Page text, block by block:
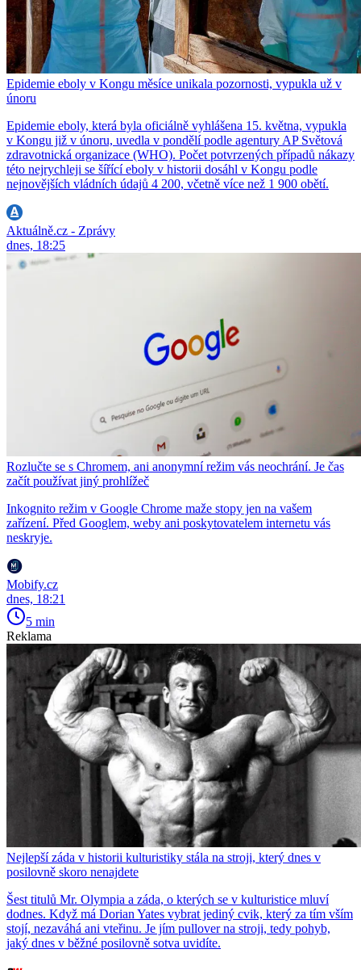
Epidemie eboly v Kongu měsíce unikala pozornosti, vypukla už v
únoru
Epidemie eboly, která byla oficiálně vyhlášena 15. května, vypukla
v Kongu již v únoru, uvedla v pondělí podle agentury AP Světová
zdravotnická organizace (WHO). Počet potvrzených případů nákazy
této nejrychleji se šířící eboly v historii dosáhl v Kongu podle
nejnovějších vládních údajů 4 200, včetně více než 1 900 obětí.
Aktuálně.cz - Zprávy
dnes, 18:25
Rozlučte se s Chromem, ani anonymní režim vás neochrání. Je čas
začít používat jiný prohlížeč
Inkognito režim v Google Chrome maže stopy jen na vašem
zařízení. Před Googlem, weby ani poskytovatelem internetu vás
neskryje.
Mobify.cz
dnes, 18:21
5 min
Reklama
Nejlepší záda v historii kulturistiky stála na stroji, který dnes v
posilovně skoro nenajdete
Šest titulů Mr. Olympia a záda, o kterých se v kulturistice mluví
dodnes. Když má Dorian Yates vybrat jediný cvik, který za tím vším
stojí, nezaváhá ani vteřinu. Je jím pullover na stroji, tedy pohyb,
jaký dnes v běžné posilovně sotva uvidíte.